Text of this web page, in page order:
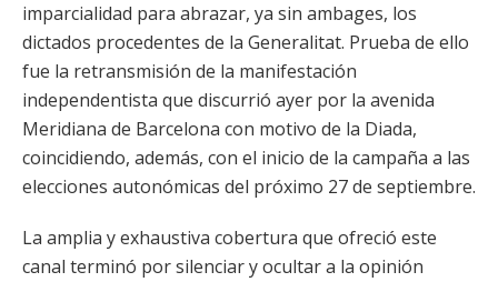
imparcialidad para abrazar, ya sin ambages, los
dictados procedentes de la Generalitat. Prueba de ello
fue la retransmisión de la manifestación
independentista que discurrió ayer por la avenida
Meridiana de Barcelona con motivo de la Diada,
coincidiendo, además, con el inicio de la campaña a las
elecciones autonómicas del próximo 27 de septiembre.
La amplia y exhaustiva cobertura que ofreció este
canal terminó por silenciar y ocultar a la opinión